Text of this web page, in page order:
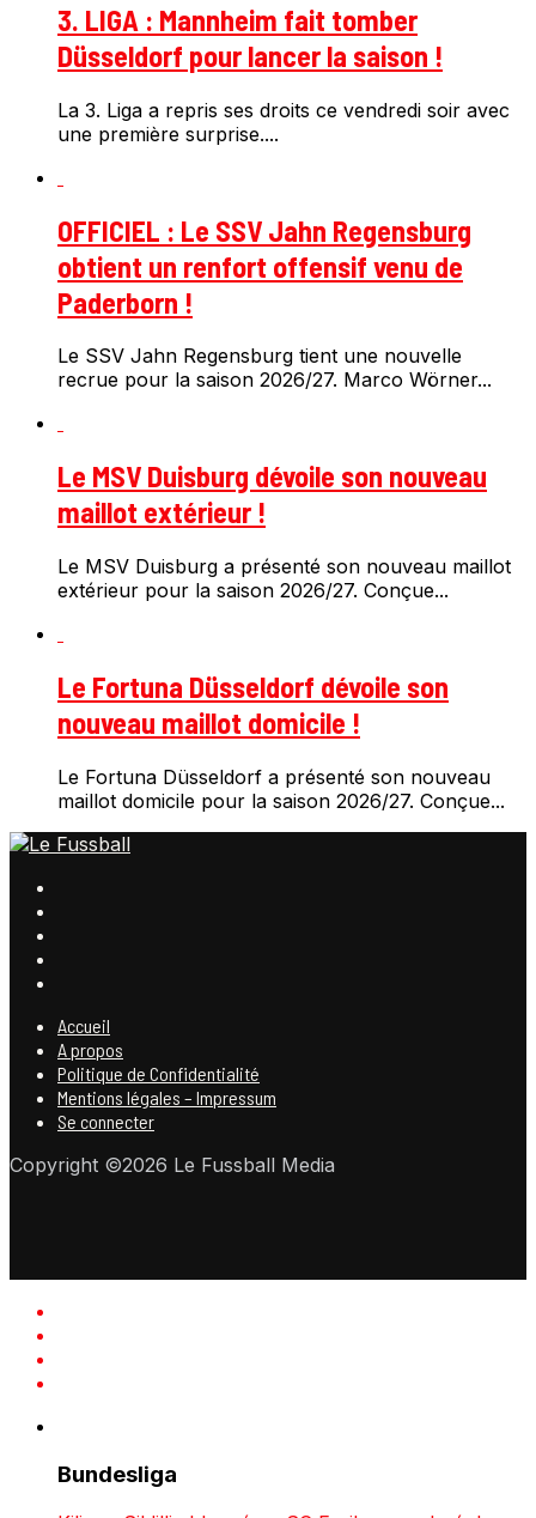
3. LIGA : Mannheim fait tomber
Düsseldorf pour lancer la saison !
La 3. Liga a repris ses droits ce vendredi soir avec
une première surprise....
OFFICIEL : Le SSV Jahn Regensburg
obtient un renfort offensif venu de
Paderborn !
Le SSV Jahn Regensburg tient une nouvelle
recrue pour la saison 2026/27. Marco Wörner...
Le MSV Duisburg dévoile son nouveau
maillot extérieur !
Le MSV Duisburg a présenté son nouveau maillot
extérieur pour la saison 2026/27. Conçue...
Le Fortuna Düsseldorf dévoile son
nouveau maillot domicile !
Le Fortuna Düsseldorf a présenté son nouveau
maillot domicile pour la saison 2026/27. Conçue...
Accueil
A propos
Politique de Confidentialité
Mentions légales – Impressum
Se connecter
Copyright ©2026 Le Fussball Media
Bundesliga